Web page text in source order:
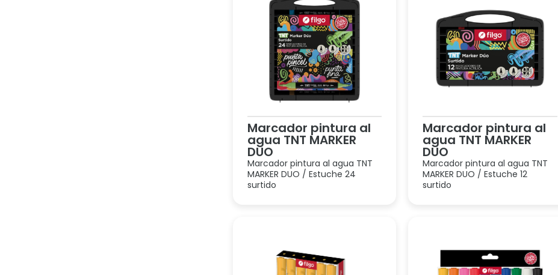
Marcador pintura al
agua TNT MARKER
DUO
Marcador pintura al agua TNT
MARKER DUO / Estuche 24
surtido
Marcador pintura al
agua TNT MARKER
DUO
Marcador pintura al agua TNT
MARKER DUO / Estuche 12
surtido